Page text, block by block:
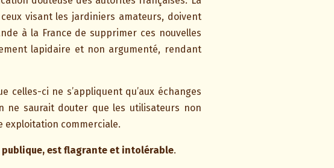
visant les jardiniers amateurs, doivent
à la France de supprimer ces nouvelles
lapidaire et non argumenté, rendant
ci ne s’appliquent qu’aux échanges
ne saurait douter que les utilisateurs non
exploitation commerciale.
publique, est flagrante et intolérable.